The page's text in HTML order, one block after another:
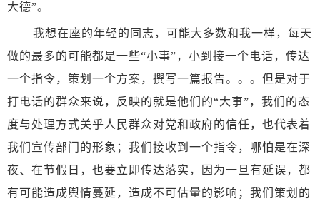
大德”。
我想在座的年轻的同志，可能大多数和我一样，每天
做的最多的可能都是一些“小事”，小到接一个电话，传达
一个指令，策划一个方案，撰写一篇报告。。。但是对于
打电话的群众来说，反映的就是他们的“大事”，我们的态
度与处理方式关乎人民群众对党和政府的信任，也代表着
我们宣传部门的形象；我们接收到一个指令，哪怕是在深
夜、在节假日，也要立即传达落实，因为一旦有延误，都
有可能造成舆情蔓延，造成不可估量的影响；我们策划的